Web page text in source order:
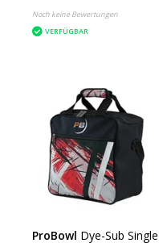
Noch keine Bewertungen
VERFÜGBAR
ProBowl Dye-Sub Single